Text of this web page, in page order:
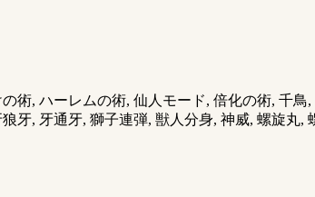
術, ハーレムの術, 仙人モード, 倍化の術, 千
牙, 牙通牙, 獅子連弾, 獣人分身, 神威, 螺旋丸